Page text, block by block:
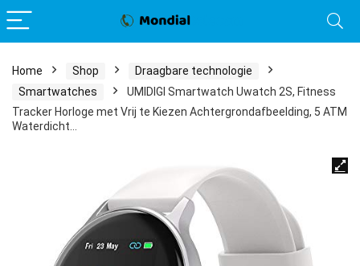
Home Shop
Draagbare technologie
Smartwatches
UMIDIGI Smartwatch Uwatch 2S, Fitness
Tracker Horloge met Vrij te Kiezen Achtergrondafbeelding, 5 ATM
Waterdicht…